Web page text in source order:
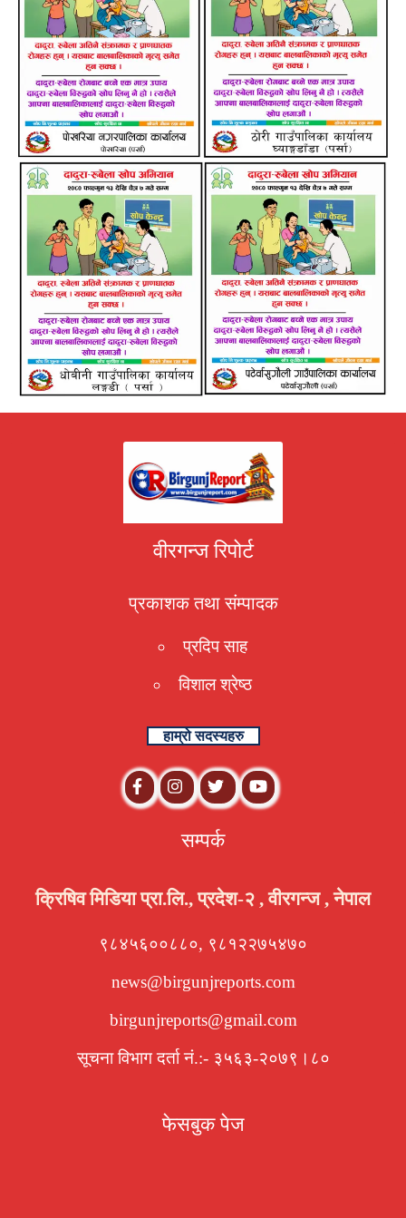
वीरगन्ज रिपोर्ट
प्रकाशक तथा संम्पादक
प्रदिप साह
विशाल श्रेष्ठ
हाम्रो सदस्यहरु
सम्पर्क
क्रिषिव मिडिया प्रा.लि., प्रदेश-२ , वीरगन्ज , नेपाल
९८४५६००८८०, ९८१२२७५४७०
news@birgunjreports.com
birgunjreports@gmail.com
सूचना विभाग दर्ता नं.:- ३५६३-२०७९।८०
फेसबुक पेज